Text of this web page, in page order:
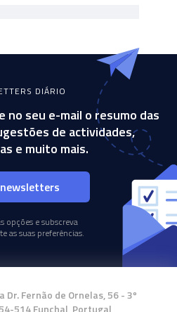
DIÁRIO
seu e-mail o resumo das
de actividades,
e muito mais.
opções e subscreva
as suas preferências.
Dr. Fernão de Ornelas, 56 - 3º
514 Funchal, Portugal